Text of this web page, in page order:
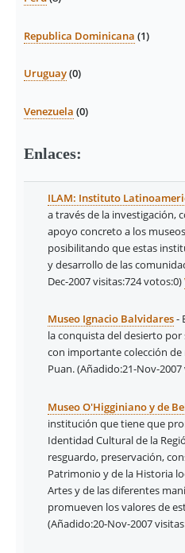
Republica Dominicana (1)
Uruguay(0)
Venezuela (0)
Enlaces:
ILAM: Instituto
a través de la investigación,
apoyo concreto a los
posibilitando que estas
y desarrollo de las
Dec-2007 visitas:724votos:0)
Museo Ignacio Balvidares-
la conquista del desierto
con importante colección
Puan.(Añadido:21-Nov-2007
Museo O'Higginiano y de
institución que tiene que
Identidad Cultural de la
resguardo, preservación,
Patrimonio y de la Historia
Artes y de las diferentes
promueven los valores de
(Añadido:20-Nov-2007